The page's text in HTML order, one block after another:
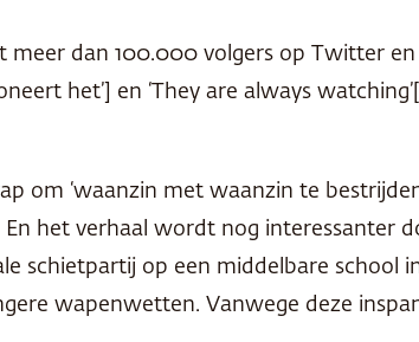
dan 100.000 volgers op Twitter en
het’] en ‘They are always
om ‘waanzin met waanzin te
het verhaal wordt nog interessanter
schietpartij op een middelbare school
wapenwetten. Vanwege deze